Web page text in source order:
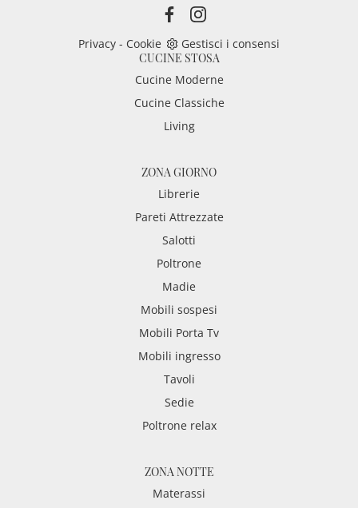
Privacy - Cookie
Gestisci i consensi
CUCINE STOSA
Cucine Moderne
Cucine Classiche
Living
ZONA GIORNO
Librerie
Pareti Attrezzate
Salotti
Poltrone
Madie
Mobili sospesi
Mobili Porta Tv
Mobili ingresso
Tavoli
Sedie
Poltrone relax
ZONA NOTTE
Materassi